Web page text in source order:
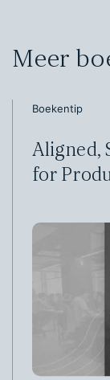
Meer
Boekentip
Aligned,
for